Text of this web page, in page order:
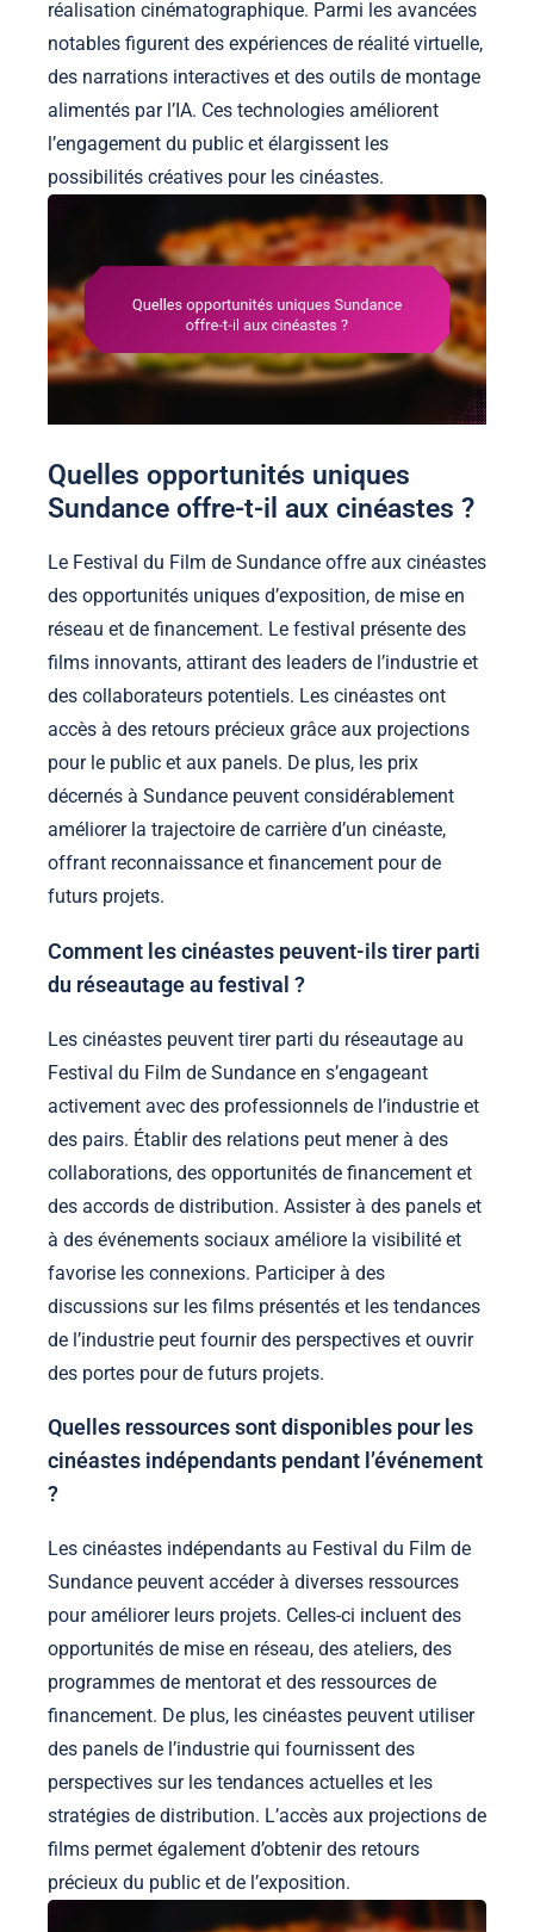
réalisation cinématographique. Parmi les avancées
notables figurent des expériences de réalité virtuelle,
des narrations interactives et des outils de montage
alimentés par l’IA. Ces technologies améliorent
l’engagement du public et élargissent les
possibilités créatives pour les cinéastes.
Quelles opportunités uniques
Sundance offre-t-il aux cinéastes ?
Le Festival du Film de Sundance offre aux cinéastes
des opportunités uniques d’exposition, de mise en
réseau et de financement. Le festival présente des
films innovants, attirant des leaders de l’industrie et
des collaborateurs potentiels. Les cinéastes ont
accès à des retours précieux grâce aux projections
pour le public et aux panels. De plus, les prix
décernés à Sundance peuvent considérablement
améliorer la trajectoire de carrière d’un cinéaste,
offrant reconnaissance et financement pour de
futurs projets.
Comment les cinéastes peuvent-ils tirer parti
du réseautage au festival ?
Les cinéastes peuvent tirer parti du réseautage au
Festival du Film de Sundance en s’engageant
activement avec des professionnels de l’industrie et
des pairs. Établir des relations peut mener à des
collaborations, des opportunités de financement et
des accords de distribution. Assister à des panels et
à des événements sociaux améliore la visibilité et
favorise les connexions. Participer à des
discussions sur les films présentés et les tendances
de l’industrie peut fournir des perspectives et ouvrir
des portes pour de futurs projets.
Quelles ressources sont disponibles pour les
cinéastes indépendants pendant l’événement
?
Les cinéastes indépendants au Festival du Film de
Sundance peuvent accéder à diverses ressources
pour améliorer leurs projets. Celles-ci incluent des
opportunités de mise en réseau, des ateliers, des
programmes de mentorat et des ressources de
financement. De plus, les cinéastes peuvent utiliser
des panels de l’industrie qui fournissent des
perspectives sur les tendances actuelles et les
stratégies de distribution. L’accès aux projections de
films permet également d’obtenir des retours
précieux du public et de l’exposition.